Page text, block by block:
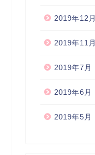
2019年12月
2019年11月
2019年7月
2019年6月
2019年5月